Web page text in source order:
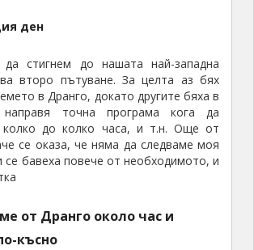
ден
да стигнем до нашата най-западна
второ пътуване. За целта аз бях
в Дранго, докато другите бяха в
точна програма кога да
колко до колко часа, и т.н. Още от
се оказа, че няма да следваме моя
се бавеха повече от необходимото, и
от Дранго около час и
късно